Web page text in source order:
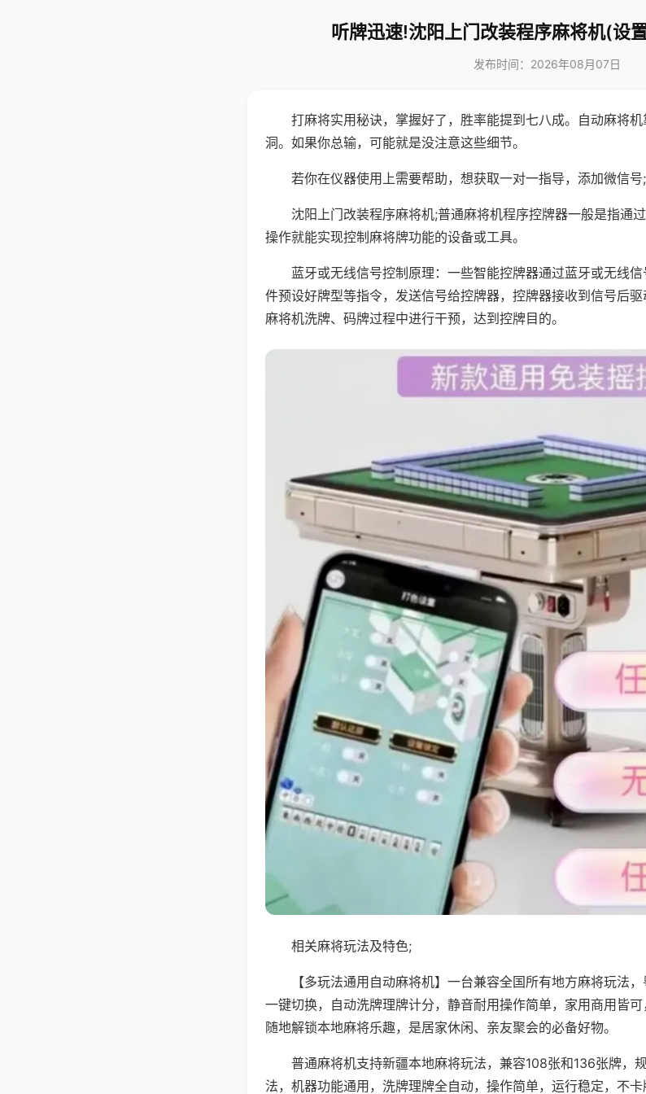
听牌迅速!沈阳上门改装程序麻将机(设
发布时间：2026年08月07日
打麻将实用秘诀，掌握好了，胜率能提到七八成。自动麻将
洞。如果你总输，可能就是没注意这些细节。
若你在仪器使用上需要帮助，想获取一对一指导，添加微信
沈阳上门改装程序麻将机;普通麻将机程序控牌器一般是指通
操作就能实现控制麻将牌功能的设备或工具。
蓝牙或无线信号控制原理：一些智能控牌器通过蓝牙或无线
件预设好牌型等指令，发送信号给控牌器，控牌器接收到信号后
麻将机洗牌、码牌过程中进行干预，达到控牌目的。
相关麻将玩法及特色;
【多玩法通用自动麻将机】一台兼容全国所有地方麻将玩法
一键切换，自动洗牌理牌计分，静音耐用操作简单，家用商用皆
随地解锁本地麻将乐趣，是居家休闲、亲友聚会的必备好物。
普通麻将机支持新疆本地麻将玩法，兼容108张和136张牌，
法，机器功能通用，洗牌理牌全自动，操作简单，运行稳定，不